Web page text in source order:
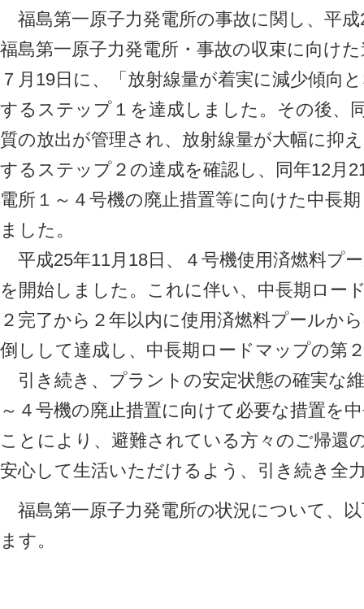
福島第一原子力発電所の事故に関し、平
福島第一原子力発電所・事故の収束に向け
７月19日に、「放射線量が着実に減少傾向
するステップ１を達成しました。その後、
質の放出が管理され、放射線量が大幅に抑
するステップ２の達成を確認し、同年12月
電所１～４号機の廃止措置等に向けた中長
ました。
平成25年11月18日、４号機使用済燃料プ
を開始しました。これに伴い、中長期ロー
２完了から２年以内に使用済燃料プールか
倒しして達成し、中長期ロードマップの第
引き続き、プラントの安定状態の確実な
～４号機の廃止措置に向けて必要な措置を
ことにより、避難されている方々のご帰還
安心して生活いただけるよう、引き続き全
福島第一原子力発電所の状況について、
ます。